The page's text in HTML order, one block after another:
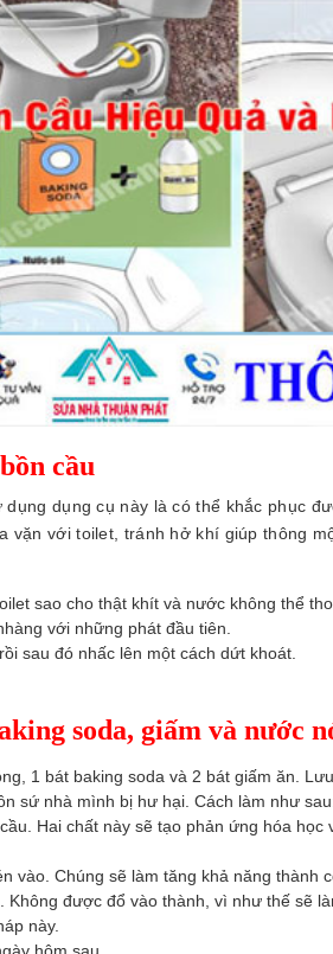
cầu
dụng cụ này là có thể khắc phục
với toilet, tránh hở khí giúp thông
sao cho thật khít và nước không thể
với những phát đầu tiên.
sau đó nhấc lên một cách dứt khoát.
soda, giấm và nước
1 bát baking soda và 2 bát giấm ăn.
sứ nhà mình bị hư hại. Cách làm như
Hai chất này sẽ tạo phản ứng hóa học
vào. Chúng sẽ làm tăng khả năng thành
được đổ vào thành, vì như thế sẽ
này.